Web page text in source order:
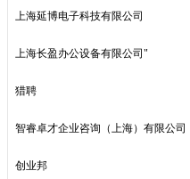
上海延博电子科技有限公司
上海长盈办公设备有限公司"
猎聘
智睿卓才企业咨询（上海）有限公司
创业邦